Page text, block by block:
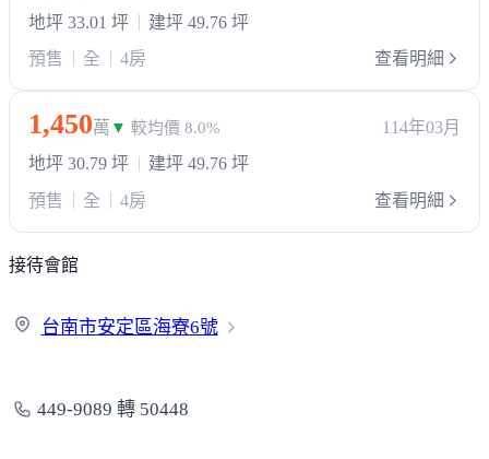
地坪 33.01 坪
建坪 49.76 坪
預售
全 4房 查看明細
1,450萬 ▼ 較均價 8.0%
114年03月
地坪 30.79 坪
建坪 49.76 坪
預售
全 4房 查看明細
接待會館
台南市安定區海寮6號
449-9089 轉 50448